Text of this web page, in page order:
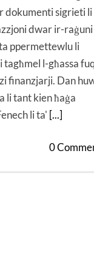
dokumenti sigrieti li
dwar ir-raġuni
ppermettewlu li
l-għassa
finanzjarji. Dan
li tant kien ħaġa
li ta' [...]
0